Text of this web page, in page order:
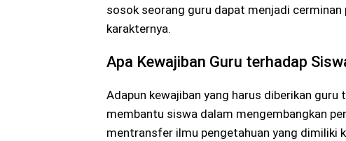
sosok seorang guru dapat menjadi
karakternya.
Apa Kewajiban Guru terhadap
Adapun kewajiban yang harus diberikan
membantu siswa dalam mengembangkan
mentransfer ilmu pengetahuan yang dimiliki